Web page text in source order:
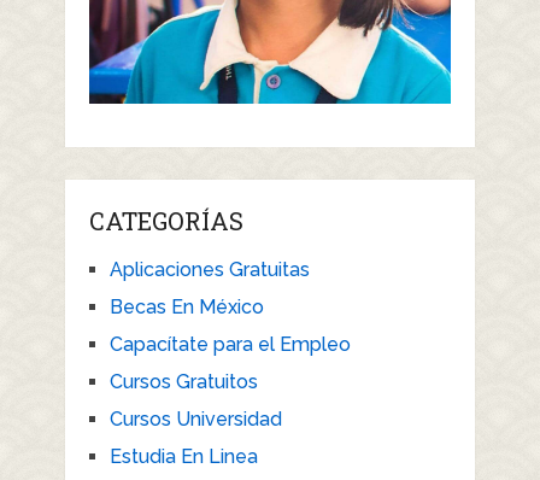
CATEGORÍAS
Aplicaciones Gratuitas
Becas En México
Capacítate para el Empleo
Cursos Gratuitos
Cursos Universidad
Estudia En Linea